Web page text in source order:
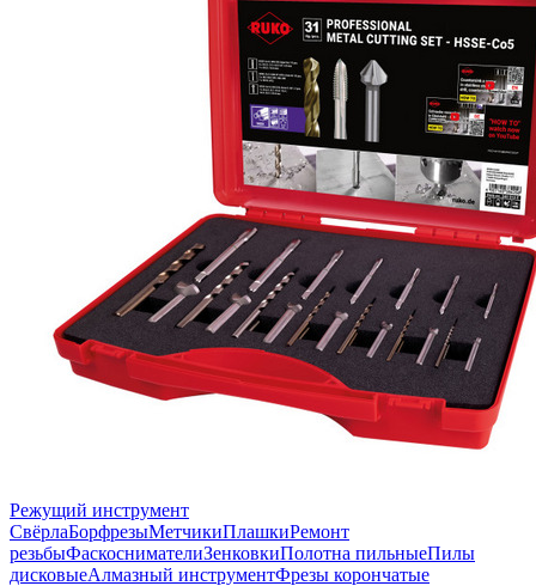
Режущий инструмент
СвёрлаБорфрезыМетчикиПлашкиРемонт
резьбыФаскоснимателиЗенковкиПолотна пильныеПилы
дисковыеАлмазный инструментФрезы корончатые